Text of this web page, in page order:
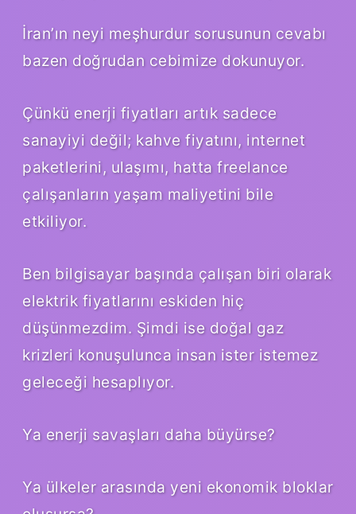
İran’ın neyi meşhurdur sorusunun cevabı
bazen doğrudan cebimize dokunuyor.
Çünkü enerji fiyatları artık sadece
sanayiyi değil; kahve fiyatını, internet
paketlerini, ulaşımı, hatta freelance
çalışanların yaşam maliyetini bile
etkiliyor.
Ben bilgisayar başında çalışan biri olarak
elektrik fiyatlarını eskiden hiç
düşünmezdim. Şimdi ise doğal gaz
krizleri konuşulunca insan ister istemez
geleceği hesaplıyor.
Ya enerji savaşları daha büyürse?
Ya ülkeler arasında yeni ekonomik bloklar